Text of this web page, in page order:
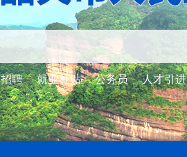
招聘 就业补贴 公务员 人才引进